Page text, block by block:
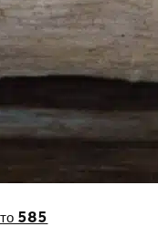
585